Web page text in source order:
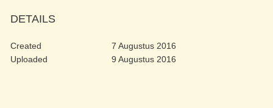
DETAILS
Created
7 Augustus 2016
Uploaded
9 Augustus 2016